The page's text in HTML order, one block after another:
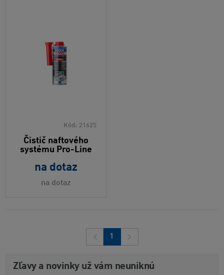
Kód: 21625
Čistič naftového
systému Pro-Line
na dotaz
na dotaz
1
Zľavy a novinky už vám neuniknú